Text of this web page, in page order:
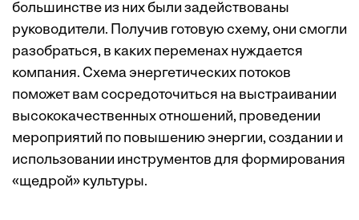
большинстве из них были задействованы
руководители. Получив готовую схему, они смогли
разобраться, в каких переменах нуждается
компания. Схема энергетических потоков
поможет вам сосредоточиться на выстраивании
высококачественных отношений, проведении
мероприятий по повышению энергии, создании и
использовании инструментов для формирования
«щедрой» культуры.